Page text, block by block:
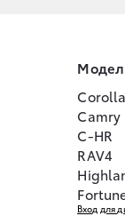
Corolla
Camry
C-HR
RAV4
Вход для